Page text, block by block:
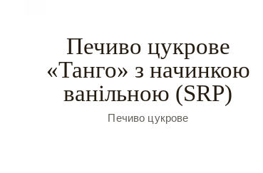
Печиво цукрове
«Танго» з начинкою
ванільною (SRP)
Печиво цукрове